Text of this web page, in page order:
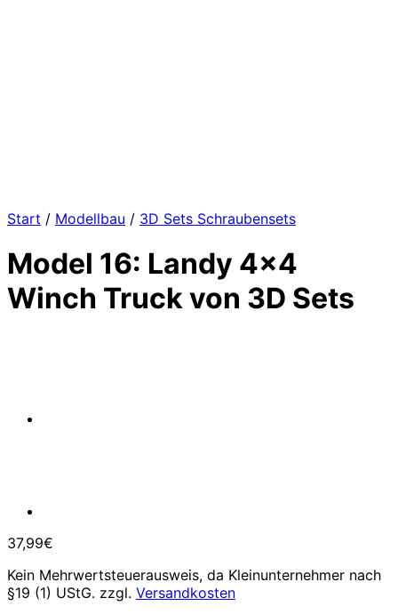
Start / Modellbau / 3D Sets Schraubensets
Model 16: Landy 4×4
Winch Truck von 3D Sets
37,99€
Kein Mehrwertsteuerausweis, da Kleinunternehmer nach
§19 (1) UStG. zzgl. Versandkosten